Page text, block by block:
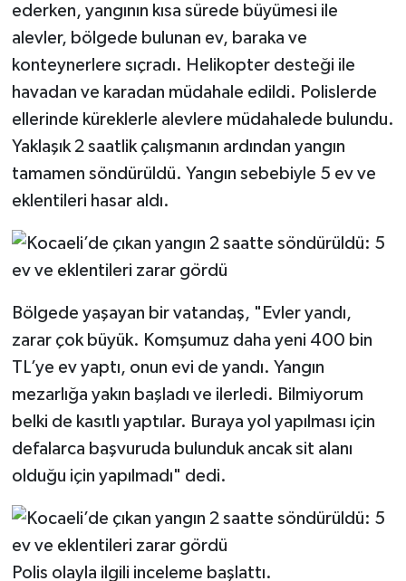
ederken, yangının kısa sürede büyümesi ile
alevler, bölgede bulunan ev, baraka ve
konteynerlere sıçradı. Helikopter desteği ile
havadan ve karadan müdahale edildi. Polislerde
ellerinde küreklerle alevlere müdahalede bulundu.
Yaklaşık 2 saatlik çalışmanın ardından yangın
tamamen söndürüldü. Yangın sebebiyle 5 ev ve
eklentileri hasar aldı.
Bölgede yaşayan bir vatandaş, "Evler yandı,
zarar çok büyük. Komşumuz daha yeni 400 bin
TL’ye ev yaptı, onun evi de yandı. Yangın
mezarlığa yakın başladı ve ilerledi. Bilmiyorum
belki de kasıtlı yaptılar. Buraya yol yapılması için
defalarca başvuruda bulunduk ancak sit alanı
olduğu için yapılmadı" dedi.
Polis olayla ilgili inceleme başlattı.